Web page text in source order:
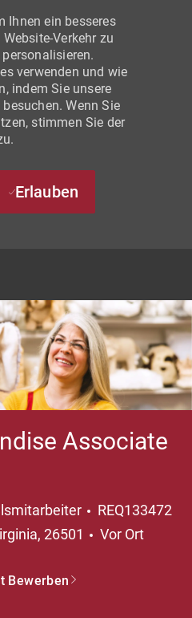
Ihnen ein besseres
Verkehr zu
verwenden und wie
indem Sie unsere
Wenn Sie
stimmen Sie der
Erlauben
Associate
REQ133472
26501 Vor Ort
Bewerben